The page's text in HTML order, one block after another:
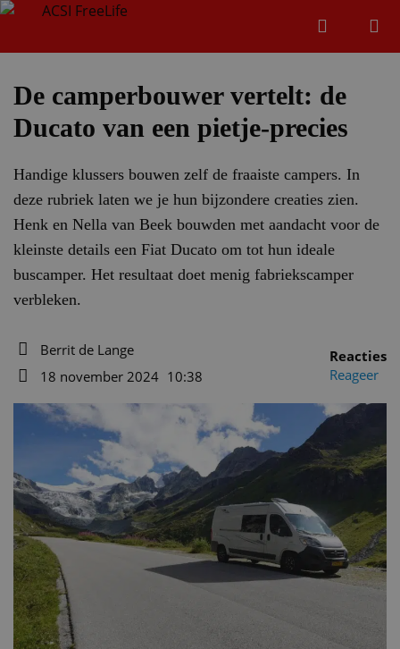
De camperbouwer vertelt: de
Ducato van een pietje-precies
Handige klussers bouwen zelf de fraaiste campers. In
deze rubriek laten we je hun bijzondere creaties zien.
Henk en Nella van Beek bouwden met aandacht voor de
kleinste details een Fiat Ducato om tot hun ideale
buscamper. Het resultaat doet menig fabriekscamper
verbleken.
Auteur
Berrit de Lange
18 november 2024 10:38
Reacties
Reageer